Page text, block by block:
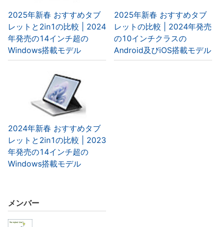
2025年新春 おすすめタブ
レットと2in1の比較 | 2024
年発売の14インチ超の
Windows搭載モデル
2025年新春 おすすめタブ
レットの比較 | 2024年発売
の10インチクラスの
Android及びiOS搭載モデル
2024年新春 おすすめタブ
レットと2in1の比較 | 2023
年発売の14インチ超の
Windows搭載モデル
メンバー